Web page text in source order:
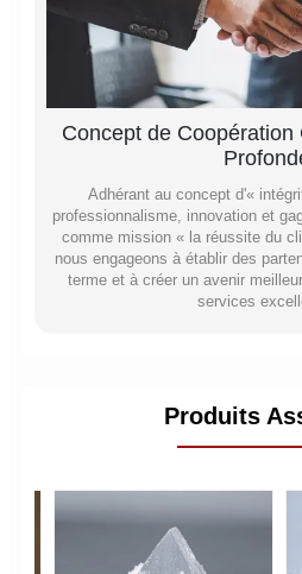
Concept de
Adhérant au concept d'«
professionnalisme, innovation et
comme mission « la réussite du
nous engageons à établir des
terme et à créer un avenir
services
Produits